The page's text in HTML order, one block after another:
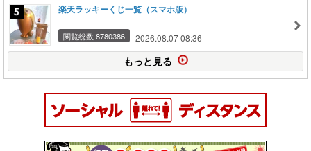
楽天ラッキーくじ一覧（スマホ版）
閲覧総数 8780386 2026.08.07 08:36
もっと見る